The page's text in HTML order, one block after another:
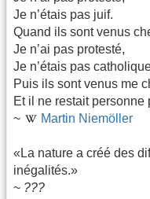
Je n’étais pas juif.
Quand ils sont venus
Je n’ai pas protesté,
Je n’étais pas
Puis ils sont venus me
Et il ne restait personne
~
Martin Niemöller
«La nature a créé des
inégalités.»
~ ???